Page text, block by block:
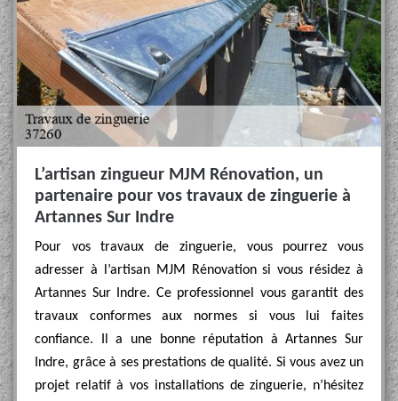
L’artisan zingueur MJM Rénovation, un
partenaire pour vos travaux de zinguerie à
Artannes Sur Indre
Pour vos travaux de zinguerie, vous pourrez vous
adresser à l’artisan MJM Rénovation si vous résidez à
Artannes Sur Indre. Ce professionnel vous garantit des
travaux conformes aux normes si vous lui faites
confiance. Il a une bonne réputation à Artannes Sur
Indre, grâce à ses prestations de qualité. Si vous avez un
projet relatif à vos installations de zinguerie, n’hésitez